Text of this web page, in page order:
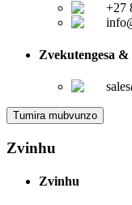
+27
Zvekutengesa
Tumira mubvunzo
Zvinhu
Zvinhu